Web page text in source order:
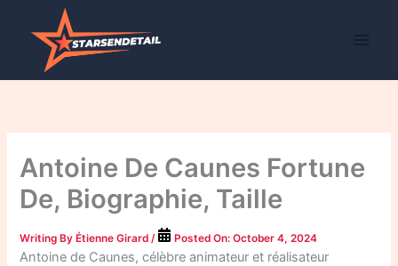
Antoine De Caunes Fortune
De, Biographie, Taille
Writing ByÉtienne Girard / Posted On:October 4, 2024
Antoine de Caunes, célèbre animateur et réalisateur